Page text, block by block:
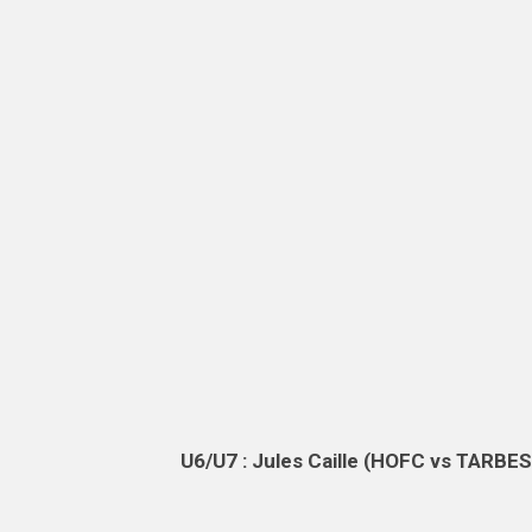
U6/U7 : Jules Caille (HOFC vs